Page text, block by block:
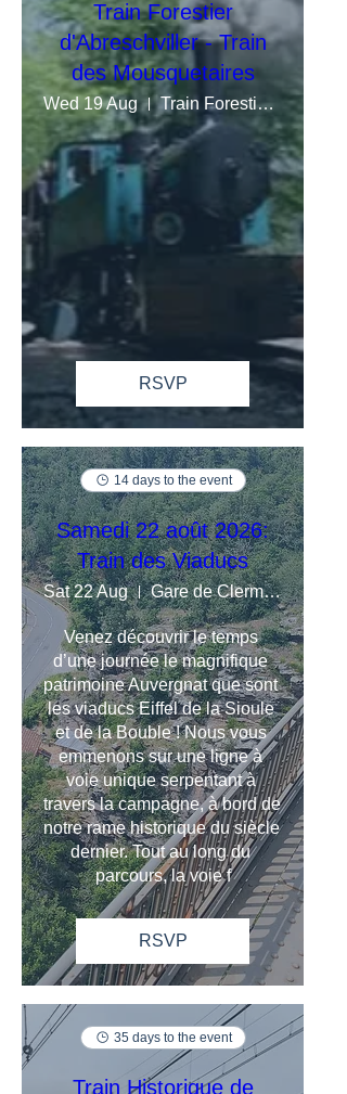
Train Forestier
d'Abreschviller - Train
des Mousquetaires
Wed 19 Aug Train Forestier d'Abreschviller en Mosel
RSVP
14 days to the event
Samedi 22 août 2026:
Train des Viaducs
Sat 22 Aug Gare de Clermont-Ferrand
Venez découvrir le temps
d’une journée le magnifique
patrimoine Auvergnat que sont
les viaducs Eiffel de la Sioule
et de la Bouble ! Nous vous
emmenons sur une ligne à
voie unique serpentant à
travers la campagne, à bord de
notre rame historique du siècle
dernier. Tout au long du
parcours, la voie f
RSVP
35 days to the event
Train Historique de